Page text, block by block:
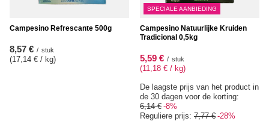
Campesino Refrescante 500g
8,57 € / stuk
(17,14 € / kg)
SPECIALE AANBIEDING
Campesino Natuurlijke Kruiden
Tradicional 0,5kg
5,59 € / stuk
(11,18 € / kg)
De laagste prijs van het product in
de 30 dagen voor de korting:
6,14 € -8%
Reguliere prijs: 7,77 € -28%